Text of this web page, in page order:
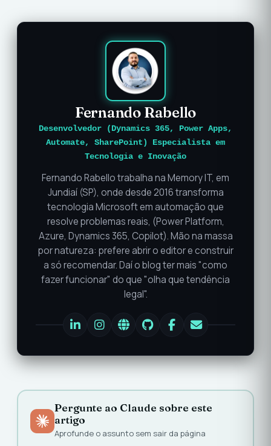
Fernando Rabello
Desenvolvedor (Dynamics 365, Power Apps,
Automate, SharePoint) Especialista em
Tecnologia e Inovação
Fernando Rabello trabalha na Memory IT, em
Jundiaí (SP), onde desde 2016 transforma
tecnologia Microsoft em automação que
resolve problemas reais, (Power Platform,
Azure, Dynamics 365, Copilot). Mão na massa
por natureza: prefere abrir o editor e construir
a só recomendar. Daí o blog ter mais "como
fazer funcionar" do que "olha que tendência
legal".
Pergunte ao Claude sobre este
artigo
Aprofunde o assunto sem sair da página